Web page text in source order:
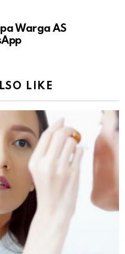
Warga AS
LIKE